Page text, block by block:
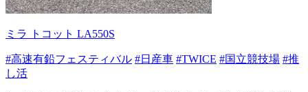
ミラ トコット LA550S
#高速有鉛フェスティバル #日産車 #TWICE #国立競技場 #推
し活